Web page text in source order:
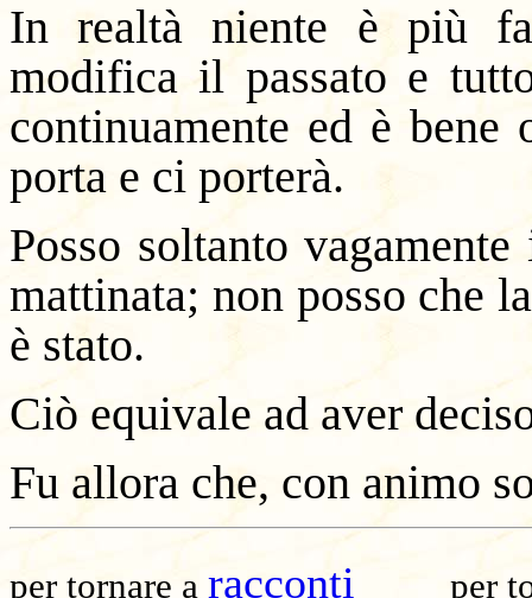
In realtà niente è più
modifica il passato e
continuamente ed è
porta e ci porterà.
Posso soltanto
mattinata; non posso che
è stato.
Ciò equivale ad aver
Fu allora che, con animo
per tornare a racconti per